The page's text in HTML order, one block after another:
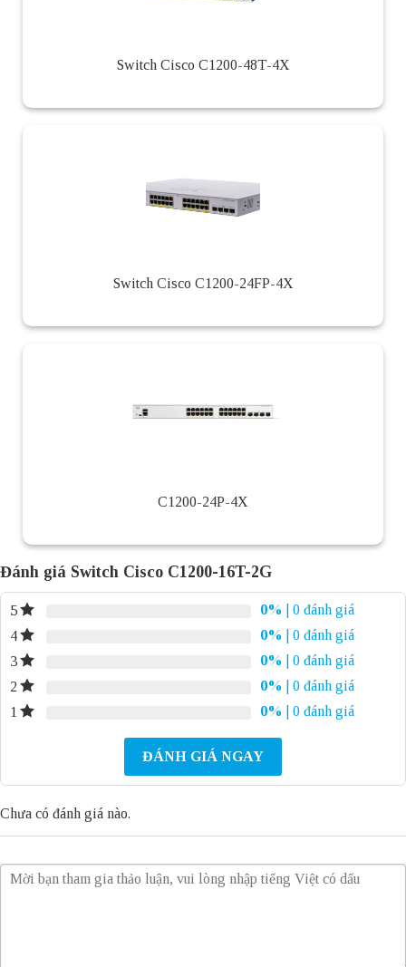
Switch Cisco C1200-48T-4X
Switch Cisco C1200-24FP-4X
C1200-24P-4X
Đánh giá Switch Cisco C1200-16T-2G
5 0%
| 0 đánh giá
4
0%
| 0 đánh giá
3
0%
| 0 đánh giá
2
0%
| 0 đánh giá
1
0% | 0 đánh giá
ĐÁNH GIÁ NGAY
Chưa có đánh giá nào.